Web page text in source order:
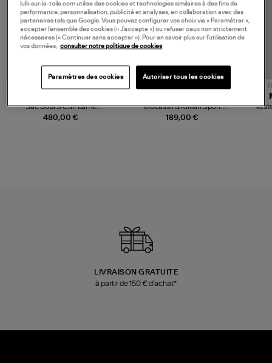
480,00 €
Sac Bobi S Cuir Lamé
Champagne
189,00 €
Mocassins Killian Sport
Mousse
LIVRAISON GRATUITE
à partir de 150 € d'achat*
lulli-sur-la-toile.com utilise des cookies et technologies similaires à des fins de
performance, personnalisation, publicité et analyses, en collaboration avec des
partenaires tels que Google. Vous pouvez configurer vos choix via « Paramétrer »,
accepter l’ensemble des cookies (« J’accepte ») ou refuser ceux non strictement
nécessaires (« Continuer sans accepter »). Pour en savoir plus sur l’utilisation de
vos données, consulter notre politique de cookies
Paramètres des cookies Autoriser tous les cookies